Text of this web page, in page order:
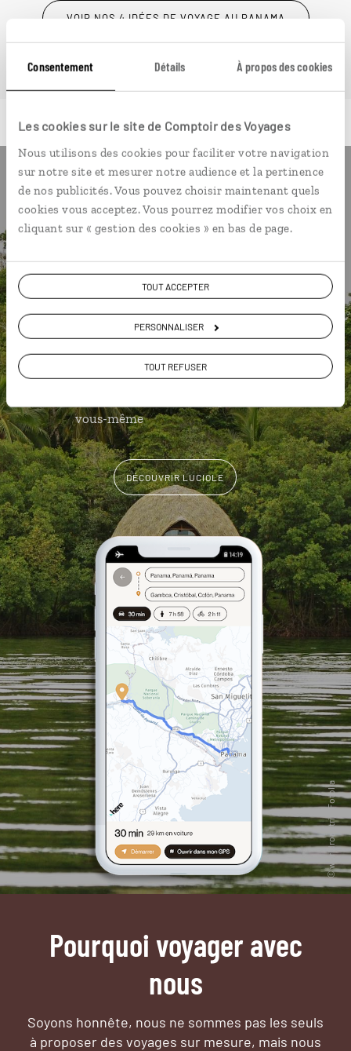
Consentement Détails À propos des cookies
Les cookies sur le site de Comptoir des Voyages
Nous utilisons des cookies pour faciliter votre navigation
sur notre site et mesurer notre audience et la pertinence
de nos publicités. Vous pouvez choisir maintenant quels
cookies vous acceptez. Vous pourrez modifier vos choix en
cliquant sur « gestion des cookies » en bas de page.
TOUT ACCEPTER
PERSONNALISER
TOUT REFUSER
VOIR NOS 4 IDÉES DE VOYAGE AU PANAMA
Luciole,
l'appli qui vous guide au Panama
L’itinéraire vers votre lodge en 1
connexion Internet
Les plus beaux spots de snorkeling
vous-même
DÉCOUVRIR LUCIOLE
Pourquoi voyager avec
nous
Soyons honnête, nous ne sommes pas les seuls
à proposer des voyages sur mesure, mais nous